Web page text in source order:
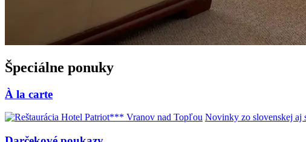
Špeciálne ponuky
À la carte
Novinky zo slovenskej aj